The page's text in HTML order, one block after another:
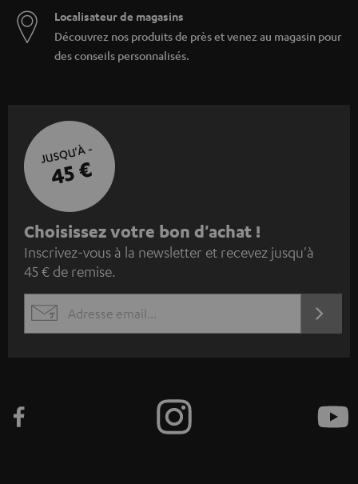
Localisateur de magasins
Découvrez nos produits de près et venez au magasin pour
des conseils personnalisés.
JUSQU'À -
45 €
I
n
s
c
r
z
Choisissez votre bon d'achat !
Inscrivez-vous à la newsletter et recevez jusqu'à
45 € de remise.
EMAIL